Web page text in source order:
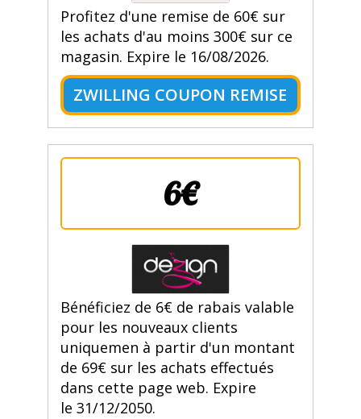
Profitez d'une remise de 60€ sur
les achats d'au moins 300€ sur ce
magasin. Expire le 16/08/2026.
ZWILLING COUPON REMISE
6€
Bénéficiez de 6€ de rabais valable
pour les nouveaux clients
uniquemen à partir d'un montant
de 69€ sur les achats effectués
dans cette page web. Expire
le 31/12/2050.